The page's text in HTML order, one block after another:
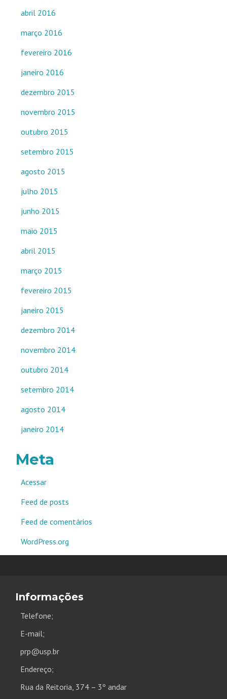
abril 2016
março 2016
fevereiro 2016
janeiro 2016
dezembro 2015
novembro 2015
outubro 2015
setembro 2015
agosto 2015
julho 2015
junho 2015
maio 2015
abril 2015
março 2015
fevereiro 2015
janeiro 2015
dezembro 2014
novembro 2014
outubro 2014
setembro 2014
agosto 2014
janeiro 2014
Meta
Acessar
Feed de posts
Feed de comentários
WordPress.org
Informações
Telefone;
E-mail;
prp@usp.br
Endereço;
Rua da Reitoria, 374 – 3º andar